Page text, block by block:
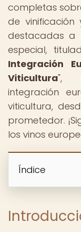
completas
de vinificación
destacadas a
especial,
Integración
Viticultura",
integración
viticultura,
prometedor.
los vinos
Índice